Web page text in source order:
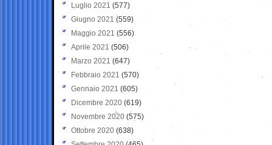
Luglio 2021 (577)
Giugno 2021(559)
Maggio 2021 (556)
Aprile 2021 (506)
Marzo 2021 (647)
Febbraio 2021 (570)
Gennaio 2021 (605)
Dicembre 2020 (619)
Novembre 2020 (575)
Ottobre 2020 (638)